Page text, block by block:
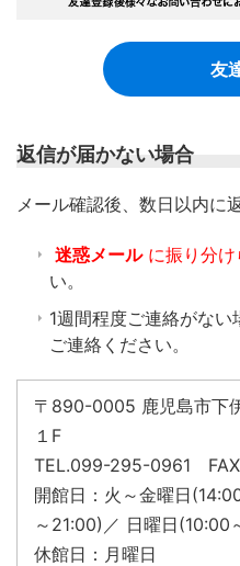
友
返信が届かない場合
メール確認後、数日以内に
迷惑メール に振り分
い。
1週間程度ご連絡がな
ご連絡ください。
〒890-0005 鹿児島市下
１F
TEL.099-295-0961
開館日：火～金曜日
～21:00)／ 日曜日(10:00
休館日：月曜日